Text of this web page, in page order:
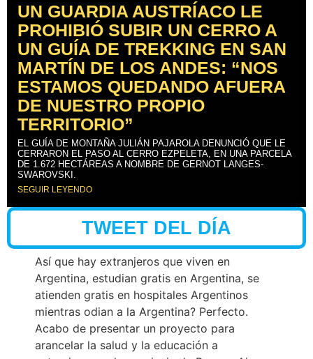
UN GUARDIA AUSTRÍACO LE
PROHIBIÓ SUBIR UN CERRO A
UN GUÍA DE TREKKING EN SAN
MARTÍN DE LOS ANDES: “NOS
ESTAMOS QUEDANDO AFUERA
DE NUESTRO PROPIO
TERRITORIO”
EL GUÍA DE MONTAÑA JULIÁN PAJAROLA DENUNCIÓ QUE LE
CERRARON EL PASO AL CERRO EZPELETA, EN UNA PARCELA
DE 1.672 HECTÁREAS A NOMBRE DE GERNOT LANGES-
SWAROVSKI.
SEGUIR LEYENDO
TWEET DEL DÍA
Así que hay extranjeros que viven en
Argentina, estudian gratis en Argentina, se
atienden gratis en hospitales Argentinos
mientras odian a la Argentina? Perfecto.
Acabo de presentar un proyecto para
arancelar la salud y la educación a